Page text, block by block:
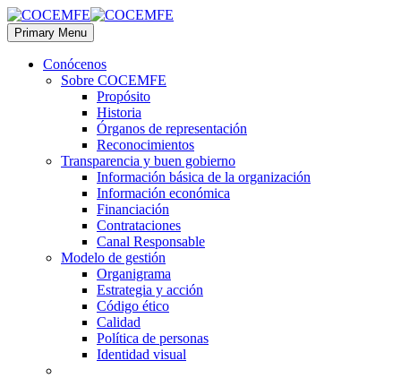
Primary Menu
Conócenos
Sobre COCEMFE
Propósito
Historia
Órganos de representación
Reconocimientos
Transparencia y buen gobierno
Información básica de la organización
Información económica
Financiación
Contrataciones
Canal Responsable
Modelo de gestión
Organigrama
Estrategia y acción
Código ético
Calidad
Política de personas
Identidad visual